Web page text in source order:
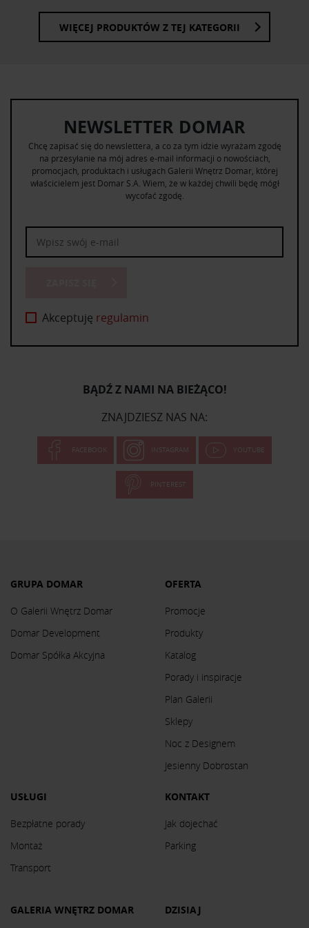
WIĘCEJ PRODUKTÓW Z TEJ KATEGORII
NEWSLETTER DOMAR
Chcę zapisać się do newslettera, a co za tym idzie wyrażam zgodę
na przesyłanie na mój adres e-mail informacji o nowościach,
promocjach, produktach i usługach Galerii Wnętrz Domar, której
właścicielem jest Domar S.A. Wiem, że w każdej chwili będę mógł
wycofać zgodę.
Akceptuję regulamin
BĄDŹ Z NAMI NA BIEŻĄCO!
ZNAJDZIESZ NAS NA:
FACEBOOK INSTAGRAM YOUTUBE
PINTEREST
GRUPA DOMAR
O Galerii Wnętrz Domar
Domar Development
Domar Spółka Akcyjna
OFERTA
Promocje
Produkty
Katalog
Porady i inspiracje
Plan Galerii
Sklepy
Noc z Designem
Jesienny Dobrostan
USŁUGI
Bezpłatne porady
Montaż
Transport
KONTAKT
Jak dojechać
Parking
GALERIA WNĘTRZ DOMAR
DZISIAJ